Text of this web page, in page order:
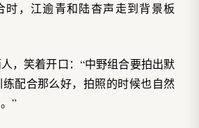
时，江逾青和陆杳声走到背景板
，笑着开口：“中野组合要拍出默
配合那么好，拍照的时候也自然
”